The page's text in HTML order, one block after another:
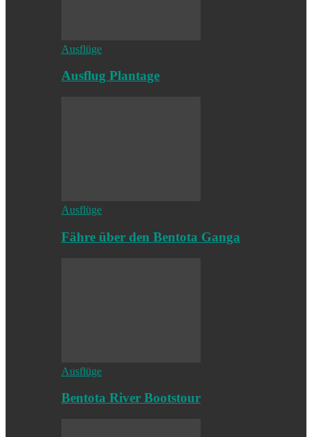
Ausflüge
Ausflug Plantage
Ausflüge
Fähre über den Bentota Ganga
Ausflüge
Bentota River Bootstour